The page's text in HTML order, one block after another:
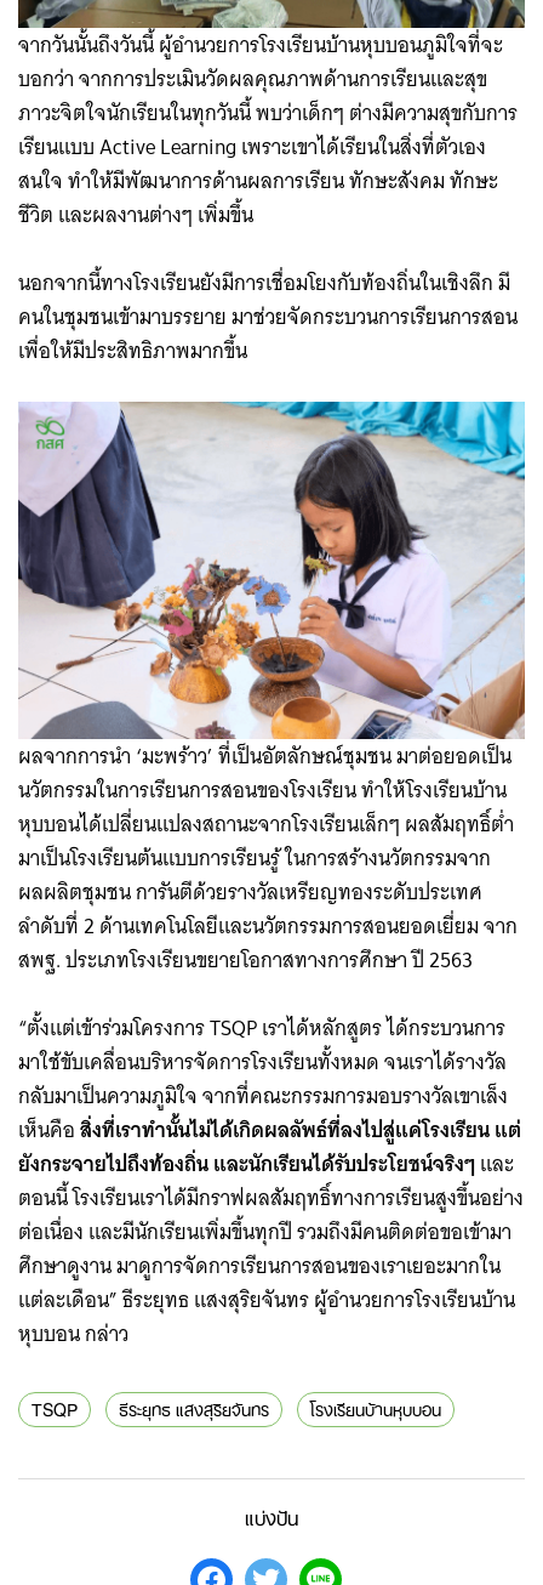
จากวันนั้นถึงวันนี้ ผู้อำนวยการโรงเรียนบ้านหุบบอนภูมิใจที่จะ
บอกว่า จากการประเมินวัดผลคุณภาพด้านการเรียนและสุข
ภาวะจิตใจนักเรียนในทุกวันนี้ พบว่าเด็กๆ ต่างมีความสุขกับการ
เรียนแบบ Active Learning เพราะเขาได้เรียนในสิ่งที่ตัวเอง
สนใจ ทำให้มีพัฒนาการด้านผลการเรียน ทักษะสังคม ทักษะ
ชีวิต และผลงานต่างๆ เพิ่มขึ้น
นอกจากนี้ทางโรงเรียนยังมีการเชื่อมโยงกับท้องถิ่นในเชิงลึก มี
คนในชุมชนเข้ามาบรรยาย มาช่วยจัดกระบวนการเรียนการสอน
เพื่อให้มีประสิทธิภาพมากขึ้น
ผลจากการนำ ‘มะพร้าว’ ที่เป็นอัตลักษณ์ชุมชน มาต่อยอดเป็น
นวัตกรรมในการเรียนการสอนของโรงเรียน ทำให้โรงเรียนบ้าน
หุบบอนได้เปลี่ยนแปลงสถานะจากโรงเรียนเล็กๆ ผลสัมฤทธิ์ต่ำ
มาเป็นโรงเรียนต้นแบบการเรียนรู้ ในการสร้างนวัตกรรมจาก
ผลผลิตชุมชน การันตีด้วยรางวัลเหรียญทองระดับประเทศ
ลำดับที่ 2 ด้านเทคโนโลยีและนวัตกรรมการสอนยอดเยี่ยม จาก
สพฐ. ประเภทโรงเรียนขยายโอกาสทางการศึกษา ปี 2563
“ตั้งแต่เข้าร่วมโครงการ TSQP เราได้หลักสูตร ได้กระบวนการ
มาใช้ขับเคลื่อนบริหารจัดการโรงเรียนทั้งหมด จนเราได้รางวัล
กลับมาเป็นความภูมิใจ จากที่คณะกรรมการมอบรางวัลเขาเล็ง
เห็นคือสิ่งที่เราทำนั้นไม่ได้เกิดผลลัพธ์ที่ลงไปสู่แค่โรงเรียน แต่
ยังกระจายไปถึงท้องถิ่น และนักเรียนได้รับประโยชน์จริงๆ และ
ตอนนี้ โรงเรียนเราได้มีกราฟผลสัมฤทธิ์ทางการเรียนสูงขึ้นอย่าง
ต่อเนื่อง และมีนักเรียนเพิ่มขึ้นทุกปี รวมถึงมีคนติดต่อขอเข้ามา
ศึกษาดูงาน มาดูการจัดการเรียนการสอนของเราเยอะมากใน
แต่ละเดือน” ธีระยุทธ แสงสุริยจันทร ผู้อำนวยการโรงเรียนบ้าน
หุบบอน กล่าว
TSQP ธีระยุทธ แสงสุริยจันทร โรงเรียนบ้านหุบบอน
แบ่งปัน